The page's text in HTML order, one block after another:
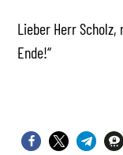
Lieber Herr
Ende!“